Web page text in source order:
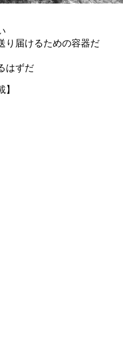
り届けるための容器だ
はずだ
】